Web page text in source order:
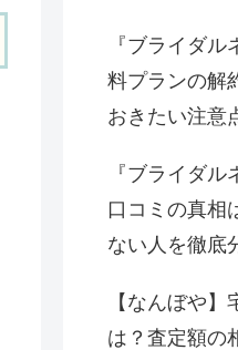
『ブライダ
料プランの解
おきたい注意
『ブライダル
口コミの真相
ない人を徹底
【なんぼや
は？査定額の